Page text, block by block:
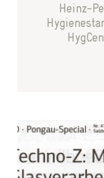
Heinz-